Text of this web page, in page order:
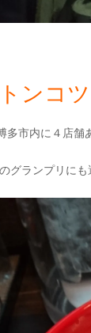
コツ
多市内に４店
グランプリに